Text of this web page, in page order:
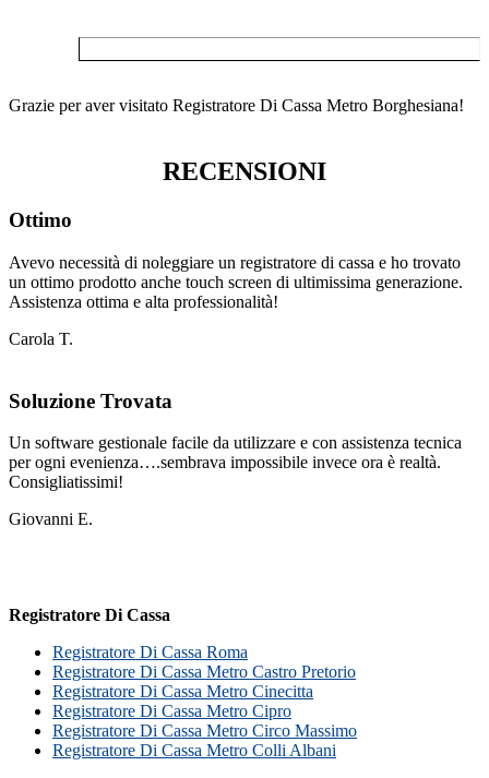
Grazie per aver visitato Registratore Di Cassa Metro Borghesiana!
RECENSIONI
Ottimo
Avevo necessità di noleggiare un registratore di cassa e ho trovato
un ottimo prodotto anche touch screen di ultimissima generazione.
Assistenza ottima e alta professionalità!
Carola T.
Soluzione Trovata
Un software gestionale facile da utilizzare e con assistenza tecnica
per ogni evenienza….sembrava impossibile invece ora è realtà.
Consigliatissimi!
Giovanni E.
Registratore Di Cassa
Registratore Di Cassa Roma
Registratore Di Cassa Metro Castro Pretorio
Registratore Di Cassa Metro Cinecitta
Registratore Di Cassa Metro Cipro
Registratore Di Cassa Metro Circo Massimo
Registratore Di Cassa Metro Colli Albani